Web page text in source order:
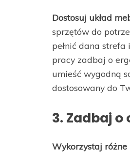
Dostosuj układ
sprzętów do
pełnić dana
pracy zadbaj o
umieść wygodną
dostosowany do
3. Zadbaj
Wykorzystaj różne